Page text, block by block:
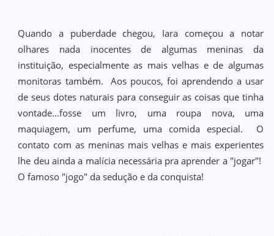
Quando a puberdade chegou, Iara começou a notar
olhares nada inocentes de algumas meninas da
instituição, especialmente as mais velhas e de algumas
monitoras também. Aos poucos, foi aprendendo a usar
de seus dotes naturais para conseguir as coisas que tinha
vontade...fosse um livro, uma roupa nova, uma
maquiagem, um perfume, uma comida especial. O
contato com as meninas mais velhas e mais experientes
lhe deu ainda a malícia necessária pra aprender a "jogar"!
O famoso "jogo" da sedução e da conquista!